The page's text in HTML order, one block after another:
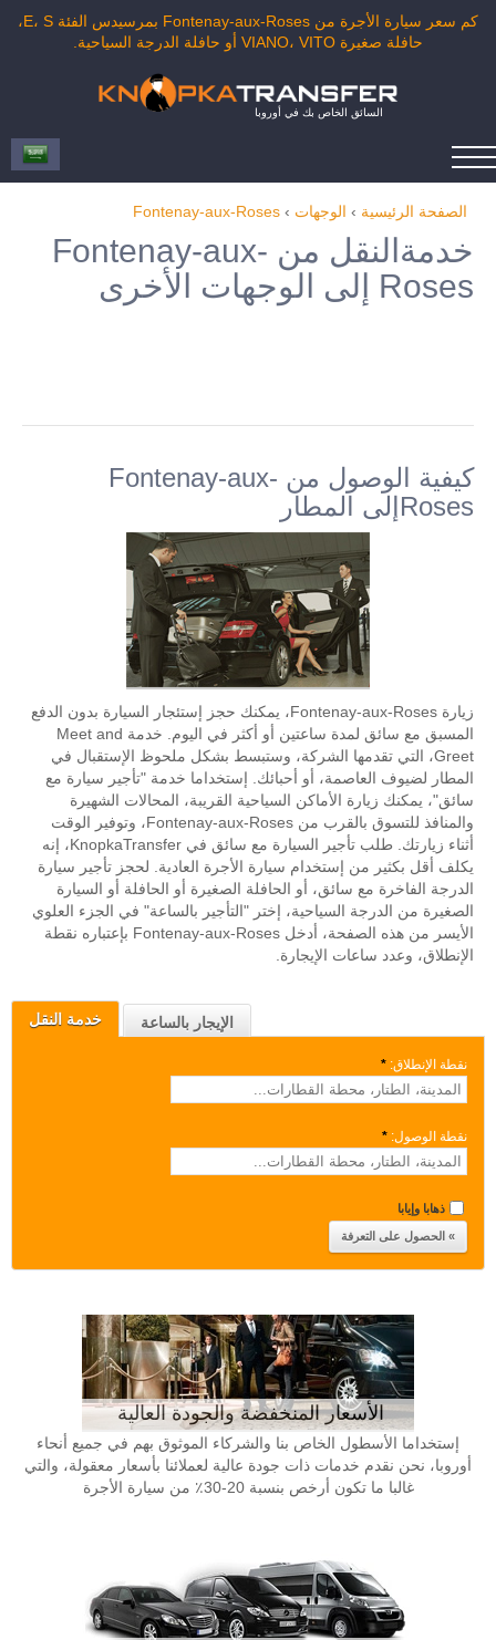
كم سعر سيارة الأجرة من Fontenay-aux-Roses بمرسيدس الفئة E، S،
حافلة صغيرة VIANO، VITO أو حافلة الدرجة السياحية.
السائق الخاص بك في أوروبا
الصفحة الرئيسية › الوجهات ›
Fontenay-aux-Roses
خدمة النقل الإيجار بالساعة
نقطة الإنطلاق: *
نقطة الوصول: *
ذهابا وإيابا
الأسعار المنخفضة والجودة العالية
إستخداما الأسطول الخاص بنا والشركاء الموثوق بهم في جميع أنحاء
أوروبا، نحن نقدم خدمات ذات جودة عالية لعملائنا بأسعار معقولة، والتي
غالبا ما تكون أرخص بنسبة 20-30٪ من سيارة الأجرة
خدمةالنقل من Fontenay-aux-
Roses إلى الوجهات الأخرى
كيفية الوصول من Fontenay-aux-
Rosesإلى المطار
زيارة Fontenay-aux-Roses، يمكنك حجز إستئجار السيارة بدون الدفع
المسبق مع سائق لمدة ساعتين أو أكثر في اليوم. خدمة Meet and
Greet، التي تقدمها الشركة، وستبسط بشكل ملحوظ الإستقبال في
المطار لضيوف العاصمة، أو أحبائك. إستخداما خدمة "تأجير سيارة مع
سائق"، يمكنك زيارة الأماكن السياحية القريبة، المحالات الشهيرة
والمنافذ للتسوق بالقرب من Fontenay-aux-Roses، وتوفير الوقت
أثناء زيارتك. طلب تأجير السيارة مع سائق في KnopkaTransfer، إنه
يكلف أقل بكثير من إستخدام سيارة الأجرة العادية. لحجز تأجير سيارة
الدرجة الفاخرة مع سائق، أو الحافلة الصغيرة أو الحافلة أو السيارة
الصغيرة من الدرجة السياحية، إختر "التأجير بالساعة" في الجزء العلوي
الأيسر من هذه الصفحة، أدخل Fontenay-aux-Roses بإعتباره نقطة
الإنطلاق، وعدد ساعات الإيجارة.